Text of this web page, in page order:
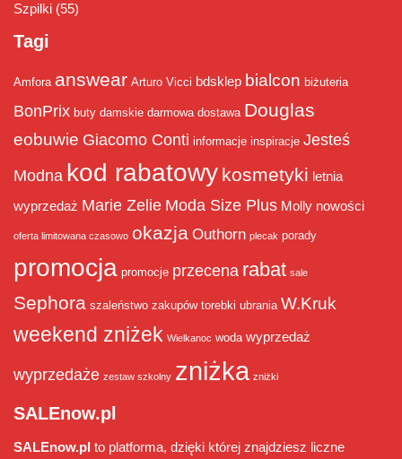
Szpilki (55)
Tagi
Amfora answear Arturo Vicci bdsklep bialcon biżuteria
BonPrix buty damskie darmowa dostawa Douglas
eobuwie Giacomo Conti informacje inspiracje Jesteś
Modna kod rabatowy kosmetyki letnia
wyprzedaż Marie Zelie Moda Size Plus Molly nowości
oferta limitowana czasowo okazja Outhorn plecak porady
promocja promocje przecena rabat sale
Sephora szaleństwo zakupów torebki ubrania W.Kruk
weekend zniżek Wielkanoc woda wyprzedaż
wyprzedaże zestaw szkolny zniżka zniżki
SALEnow.pl
SALEnow.pl to platforma, dzięki której znajdziesz liczne